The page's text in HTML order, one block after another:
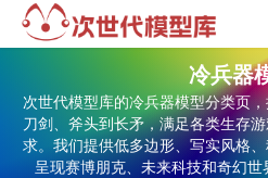
冷兵器
次世代模型库的冷兵器模型分类页
刀剑、斧头到长矛，满足各类生存
求。我们提供低多边形、写实风格
呈现赛博朋克、未来科技和奇幻世